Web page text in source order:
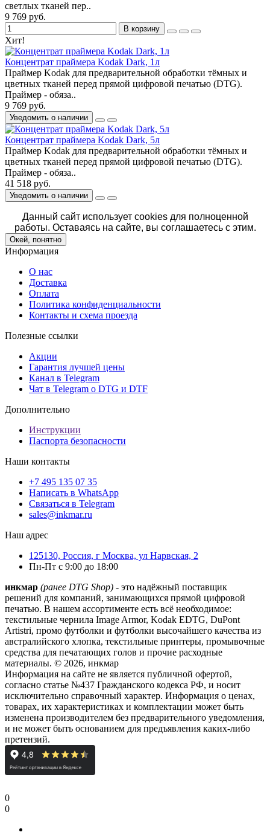
светлых тканей пер..
9 769 руб.
В корзину
Хит!
Концентрат праймера Kodak Dark, 1л
Праймер Kodak для предварительной обработки тёмных и
цветных тканей перед прямой цифровой печатью (DTG).
Праймер - обяза..
9 769 руб.
Уведомить о наличии
Концентрат праймера Kodak Dark, 5л
Праймер Kodak для предварительной обработки тёмных и
цветных тканей перед прямой цифровой печатью (DTG).
Праймер - обяза..
41 518 руб.
Уведомить о наличии
Данный сайт использует cookies для полноценной
работы. Оставаясь на сайте, вы соглашаетесь с этим.
Окей, понятно
Информация
О нас
Доставка
Оплата
Политика конфиденциальности
Контакты и схема проезда
Полезные ссылки
Акции
Гарантия лучшей цены
Канал в Telegram
Чат в Telegram о DTG и DTF
Дополнительно
Инструкции
Паспорта безопасности
Наши контакты
+7 495 135 07 35
Написать в WhatsApp
Связаться в Telegram
sales@inkmar.ru
Наш адрес
125130, Россия, г Москва, ул Нарвская, 2
Пн-Пт с 9:00 до 18:00
инкмар (ранее DTG Shop) - это надёжный поставщик
решений для компаний, занимающихся прямой цифровой
печатью. В нашем ассортименте есть всё необходимое:
текстильные чернила Image Armor, Kodak EDTG, DuPont
Artistri, промо футболки и футболки высочайшего качества из
австралийского хлопка, текстильные принтеры, промывочные
средства для печатающих голов и прочие расходные
материалы. © 2026, инкмар
Информация на сайте не является публичной офертой,
согласно статье №437 Гражданского кодекса РФ, и носит
исключительно справочный характер. Информация о ценах,
товарах, их характеристиках и комплектации может быть
изменена производителем без предварительного уведомления,
и не может быть основанием для предъявления каких-либо
претензий.
0
0